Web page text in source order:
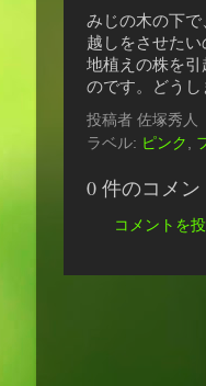
みじの木の下で
越しをさせたい
地植えの株を
のです。どうし
投稿者 佐塚秀人
ラベル: ピンク
0 件のコメン
コメントを